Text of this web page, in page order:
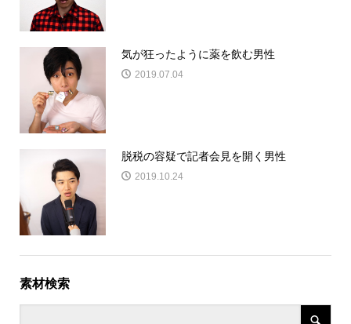
気が狂ったように薬を飲む男性
2019.07.04
脱税の容疑で記者会見を開く男性
2019.10.24
素材検索